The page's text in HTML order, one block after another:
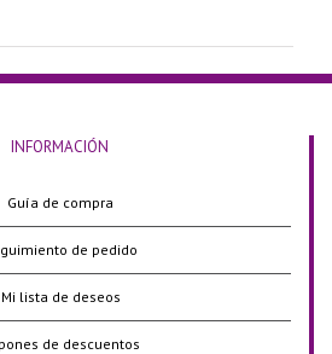
INFORMACIÓN
Guía de compra
de pedido
Mi lista de deseos
de descuentos